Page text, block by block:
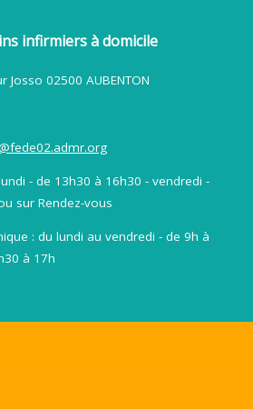
infirmiers à domicile
Josso 02500 AUBENTON
- de 13h30 à 16h30 - vendredi -
sur Rendez-vous
: du lundi au vendredi - de 9h à
à 17h